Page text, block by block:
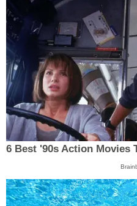
6 Best '90s Action Movies